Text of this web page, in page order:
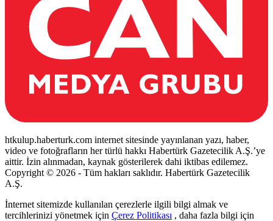
htkulup.haberturk.com internet sitesinde yayınlanan yazı, haber,
video ve fotoğrafların her türlü hakkı Habertürk Gazetecilik A.Ş.’ye
aittir. İzin alınmadan, kaynak gösterilerek dahi iktibas edilemez.
Copyright © 2026 - Tüm hakları saklıdır. Habertürk Gazetecilik
A.Ş.
İnternet sitemizde kullanılan çerezlerle ilgili bilgi almak ve
tercihlerinizi yönetmek için Çerez Politikası , daha fazla bilgi için